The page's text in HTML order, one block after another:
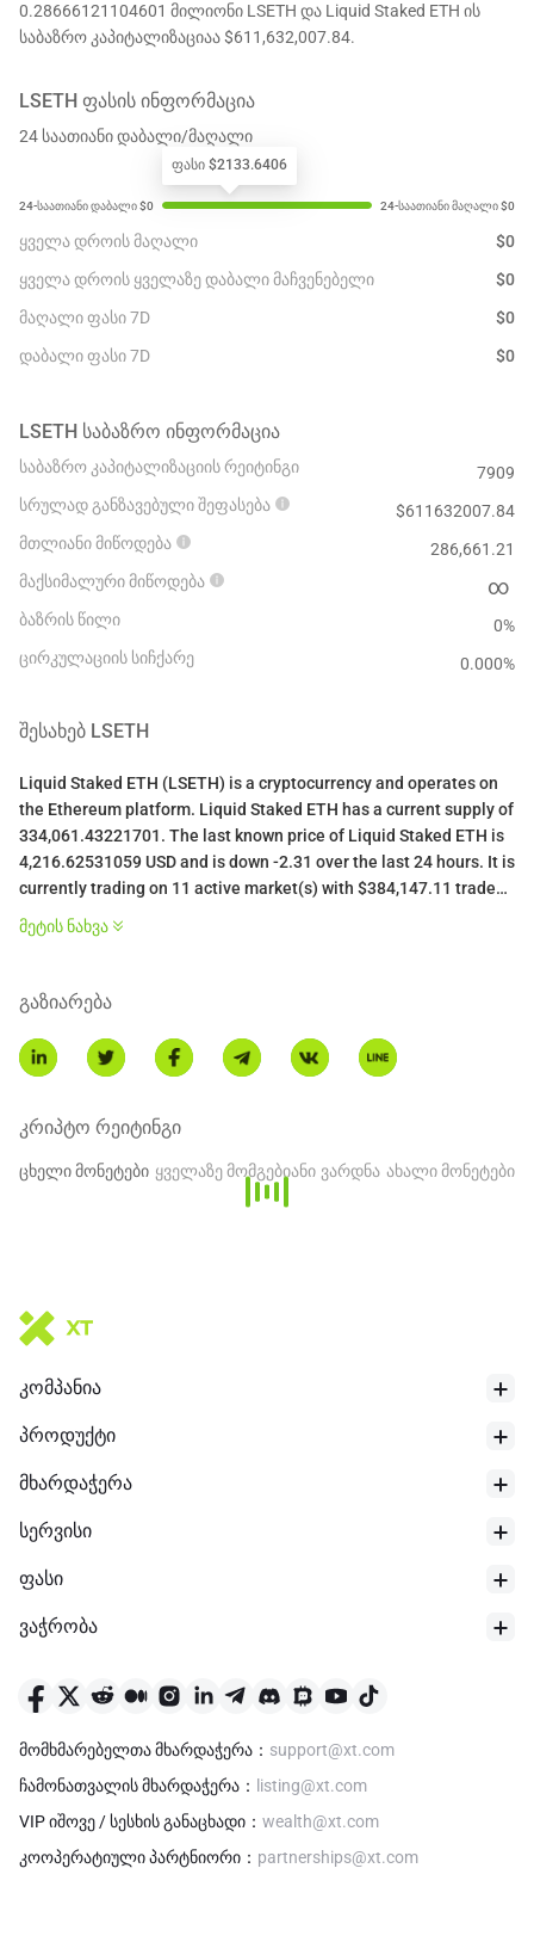
0.28666121104601 მილიონი LSETH და Liquid Staked ETH ის
საბაზრო კაპიტალიზაციაა $611,632,007.84.
LSETH ᲤᲐᲡᲘᲡ ᲘᲜᲤᲝᲠᲛᲐᲪᲘᲐ
24 საათიანი დაბალი/მაღალი
24-საათიანი დაბალი 0
ფასი $2133.6406
ყველა დროის მაღალი $0
ყველა დროის ყველაზე დაბალი მაჩვენებელი
$0
მაღალი ფასი 7D
$0
დაბალი ფასი 7D
$0
LSETH ᲡᲐᲑᲐᲖᲠᲝ ᲘᲜᲤᲝᲠᲛᲐᲪᲘᲐ
საბაზრო კაპიტალიზაციის რეიტინგი
7909
სრულად განზავებული შეფასება
$611632007.84
მთლიანი მიწოდება
286,661.21
მაქსიმალური მიწოდება
∞
ბაზრის წილი
0%
ცირკულაციის სიჩქარე
0.000%
ᲨᲔᲡᲐᲮᲔᲑ LSETH
Liquid Staked ETH (LSETH) is a cryptocurrency and operates on
the Ethereum platform. Liquid Staked ETH has a current supply of
334,061.43221701. The last known price of Liquid Staked ETH is
4,216.62531059 USD and is down -2.31 over the last 24 hours. It is
currently trading on 11 active market(s) with $384,147.11 traded
over the last 24 hours. More information can be found at
https://liquidcollective.io/.
მეტის ნახვა
გაზიარება
კრიპტო რეიტინგი
ცხელი მონეტები ყველაზე მომგებიანი ვარდნა ახალი მონეტები
კომპანია
პროდუქტი
მხარდაჭერა
სერვისი
ფასი
ვაჭრობა
მომხმარებელთა მხარდაჭერა ： support@xt.com
ჩამონათვალის მხარდაჭერა ：
listing@xt.com
VIP იშოვე / სესხის განაცხადი ： wealth@xt.com
კოოპერატიული პარტნიორი ： partnerships@xt.com